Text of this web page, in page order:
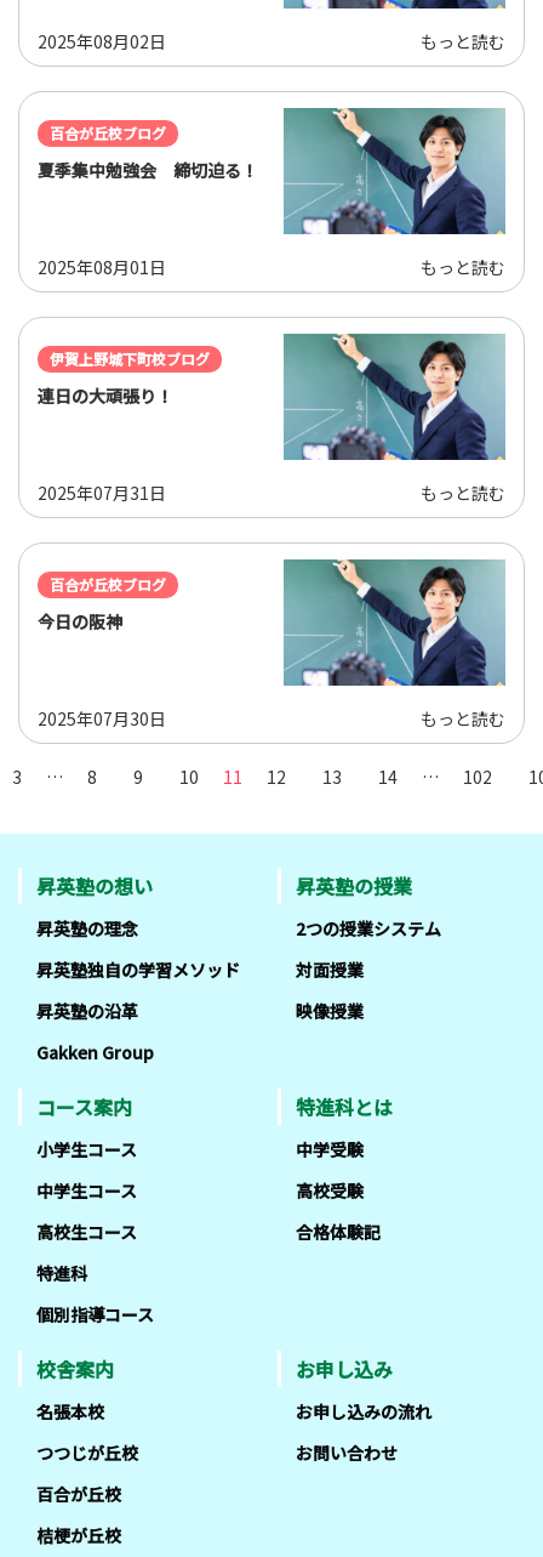
2025年08月02日 もっと読む
百合が丘校ブログ
夏季集中勉強会 締切迫る！
2025年08月01日 もっと読む
伊賀上野城下町校ブログ
連日の大頑張り！
2025年07月31日 もっと読む
百合が丘校ブログ
今日の阪神
2025年07月30日 もっと読む
3 … 8 9 10 11 12 13 14 … 102
昇英塾の想い
昇英塾の理念
昇英塾独自の学習メソッド
昇英塾の沿革
Gakken Group
昇英塾の授業
2つの授業システム
対面授業
映像授業
コース案内
小学生コース
中学生コース
高校生コース
特進科
個別指導コース
特進科とは
中学受験
高校受験
合格体験記
校舎案内
名張本校
つつじが丘校
百合が丘校
桔梗が丘校
お申し込み
お申し込みの流れ
お問い合わせ